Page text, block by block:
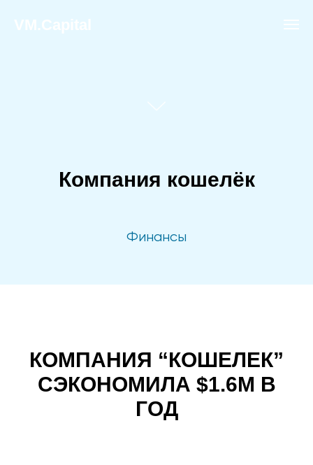
VM.Capital
Компания кошелёк
Финансы
КОМПАНИЯ “КОШЕЛЕК”
СЭКОНОМИЛА $1.6М В
ГОД